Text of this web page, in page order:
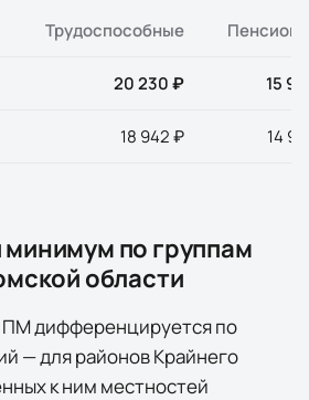
Трудоспособные
20 230 ₽ 15
18 942 ₽ 14
по группам
области
ПМ дифференцируется по
— для районов Крайнего
к ним местностей